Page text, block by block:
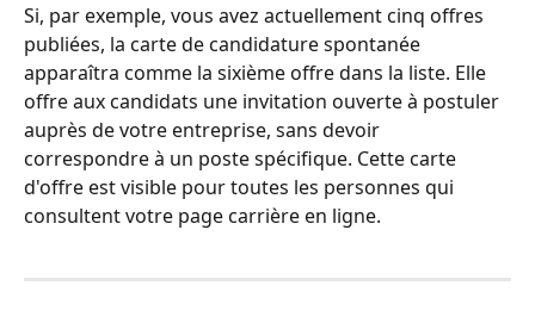
Si, par exemple, vous avez actuellement cinq offres
publiées, la carte de candidature spontanée
apparaîtra comme la sixième offre dans la liste. Elle
offre aux candidats une invitation ouverte à postuler
auprès de votre entreprise, sans devoir
correspondre à un poste spécifique. Cette carte
d'offre est visible pour toutes les personnes qui
consultent votre page carrière en ligne.